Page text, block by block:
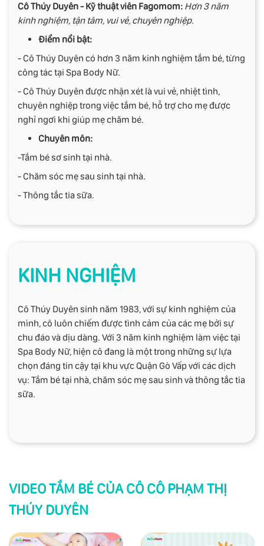
Cô Thúy Duyên - Kỹ thuật viên Fagomom: Hơn 3 năm
kinh nghiệm, tận tâm, vui vẻ, chuyên nghiệp.
Điểm nổi bật:
- Cô Thúy Duyên có hơn 3 năm kinh nghiệm tắm bé, từng
công tác tại Spa Body Nữ.
- Cô Thúy Duyên được nhận xét là vui vẻ, nhiệt tình,
chuyên nghiệp trong việc tắm bé, hỗ trợ cho mẹ được
nghỉ ngơi khi giúp mẹ chăm bé.
Chuyên môn:
-Tắm bé sơ sinh tại nhà.
- Chăm sóc mẹ sau sinh tại nhà.
- Thông tắc tia sữa.
KINH NGHIỆM
Cô Thúy Duyên sinh năm 1983, với sự kinh nghiệm của
mình, cô luôn chiếm được tình cảm của các mẹ bởi sự
chu đáo và dịu dàng. Với 3 năm kinh nghiệm làm việc tại
Spa Body Nữ, hiện cô đang là một trong những sự lựa
chọn đáng tin cậy tại khu vực Quận Gò Vấp với các dịch
vụ: Tắm bé tại nhà, chăm sóc mẹ sau sinh và thông tắc tia
sữa.
VIDEO TẮM BÉ CỦA CÔ CÔ PHẠM THỊ
THÚY DUYÊN